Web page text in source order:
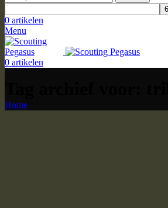
0 artikelen
Menu
0 artikelen
Home